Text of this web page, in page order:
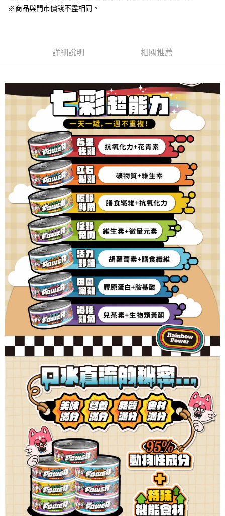
【全家】取貨1500免運
【7-11】取貨付款1500免運
每筆NT$80，滿NT$1,500(含以上)免運費
【7-11】取貨1500免運
每筆NT$60，滿NT$1,500(含以上)免運費
宅配【全館滿1500免運】
每筆NT$85，滿NT$1,500(含以上)免運費
【宅配-貨到付款】1500免運
每筆NT$115，滿NT$1,500(含以上)免運費
※商品與門市價錢不盡相同。
詳細說明 相關推薦